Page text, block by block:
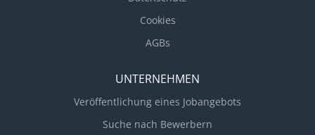
Cookies
AGBs
UNTERNEHMEN
Veröffentlichung eines Jobangebots
Suche nach Bewerbern